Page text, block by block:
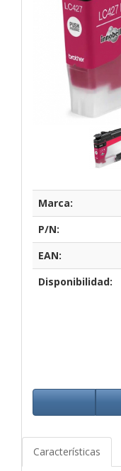
Marca:
P/N:
EAN:
Disponibilidad:
Características